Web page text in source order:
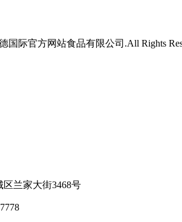
国际官方网站食品有限公司.All Rights
兰家大街3468号